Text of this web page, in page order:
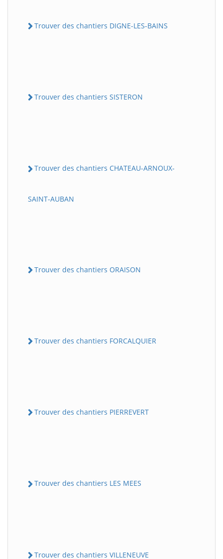
Trouver des chantiers DIGNE-LES-BAINS
Trouver des chantiers SISTERON
Trouver des chantiers CHATEAU-ARNOUX-
SAINT-AUBAN
Trouver des chantiers ORAISON
Trouver des chantiers FORCALQUIER
Trouver des chantiers PIERREVERT
Trouver des chantiers LES MEES
Trouver des chantiers VILLENEUVE